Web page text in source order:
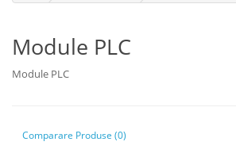
Module PLC
Module PLC
Comparare Produse (0)